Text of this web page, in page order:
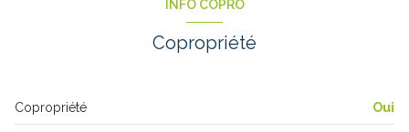
INFO COPRO
Copropriété
Copropriété Oui